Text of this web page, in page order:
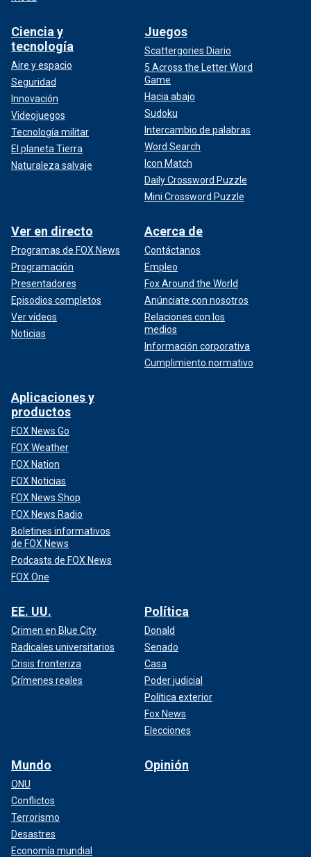
Ciencia y
tecnología
Aire y espacio
Seguridad
Innovación
Videojuegos
Tecnología militar
El planeta Tierra
Naturaleza salvaje
Juegos
Scattergories Diario
5 Across the Letter Word
Game
Hacia abajo
Sudoku
Intercambio de palabras
Word Search
Icon Match
Daily Crossword Puzzle
Mini Crossword Puzzle
Ver en directo
Programas de FOX News
Programación
Presentadores
Episodios completos
Ver vídeos
Noticias
Acerca de
Contáctanos
Empleo
Fox Around the World
Anúnciate con nosotros
Relaciones con los
medios
Información corporativa
Cumplimiento normativo
Aplicaciones y
productos
FOX News Go
FOX Weather
FOX Nation
FOX Noticias
FOX News Shop
FOX News Radio
Boletines informativos
de FOX News
Podcasts de FOX News
FOX One
EE. UU.
Crimen en Blue City
Radicales universitarios
Crisis fronteriza
Crímenes reales
Política
Donald
Senado
Casa
Poder judicial
Política exterior
Fox News
Elecciones
Mundo
ONU
Conflictos
Terrorismo
Desastres
Economía mundial
Opinión